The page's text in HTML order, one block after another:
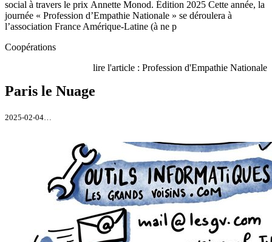
social à travers le prix Annette Monod. Édition 2025 Cette année, la
journée « Profession d’Empathie Nationale » se déroulera à
l’association France Amérique-Latine (à ne p
Coopérations
lire l'article : Profession d'Empathie Nationale
Paris le Nuage
2025-02-04…